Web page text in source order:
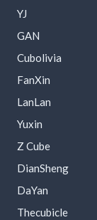
YJ
GAN
Cubolivia
FanXin
LanLan
Yuxin
Z Cube
DianSheng
DaYan
Thecubicle